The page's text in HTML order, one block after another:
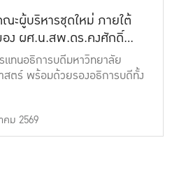
ณะผู้บริหารชุดใหม่ ภายใต้
อง ผศ.น.สพ.ดร.คงศักดิ์
ม
แทนอธิการบดีมหาวิทยาลัย
สตร์ พร้อมด้วยรองอธิการบดีทั้ง
คม 2569